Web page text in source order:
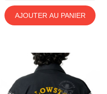
AJOUTER AU PANIER